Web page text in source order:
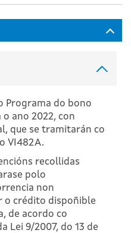
Programa do bono
ano 2022, con
que se tramitarán co
VI482A.
recollidas
polo
non
o crédito dispoñible
de acordo co
Lei 9/2007, do 13 de